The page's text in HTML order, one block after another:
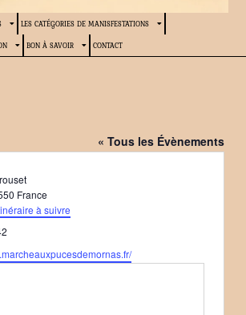
LES CATÉGORIES DE MANISFESTATIONS
BON À SAVOIR CONTACT
« Tous les Évènements
France
à suivre